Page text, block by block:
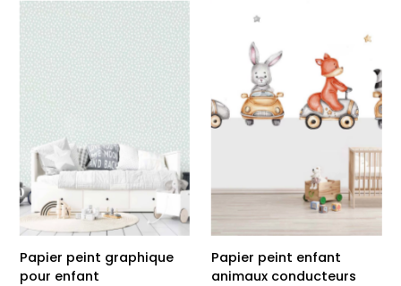
Papier peint graphique
pour enfant
Papier peint enfant
animaux conducteurs